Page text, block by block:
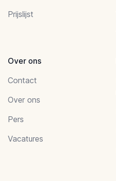
Prijslijst
Over ons
Contact
Over ons
Pers
Vacatures